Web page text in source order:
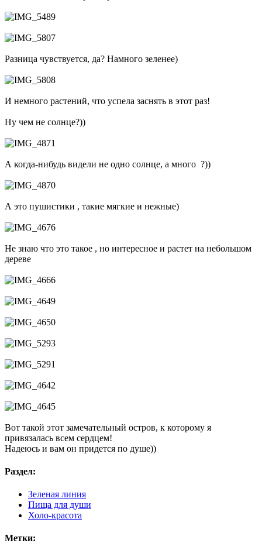
Разница чувствуется, да? Намного зеленее)
И немного растений, что успела заснять в этот раз!
Ну чем не солнце?))
А когда-нибудь видели не одно солнце, а много ?))
А это пушистики , такие мягкие и нежные)
Не знаю что это такое , но интересное и растет на небольшом
дереве
Вот такой этот замечательный остров, к которому я
привязалась всем сердцем!
Надеюсь и вам он придется по душе))
Раздел:
Зеленая линия
Пища для души
Холо-красота
Метки: